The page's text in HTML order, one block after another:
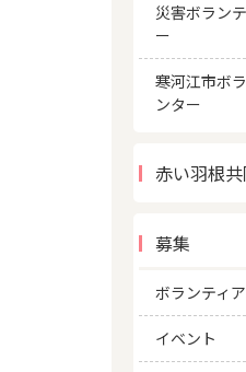
災害ボラン
ー
寒河江市ボ
ンター
赤い羽根
募集
ボランティ
イベント